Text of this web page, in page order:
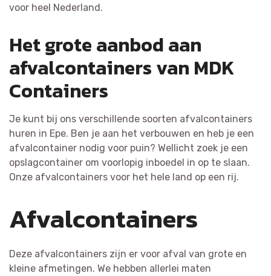
voor heel Nederland.
Het grote aanbod aan
afvalcontainers van MDK
Containers
Je kunt bij ons verschillende soorten afvalcontainers
huren in Epe. Ben je aan het verbouwen en heb je een
afvalcontainer nodig voor puin? Wellicht zoek je een
opslagcontainer om voorlopig inboedel in op te slaan.
Onze afvalcontainers voor het hele land op een rij.
Afvalcontainers
Deze afvalcontainers zijn er voor afval van grote en
kleine afmetingen. We hebben allerlei maten